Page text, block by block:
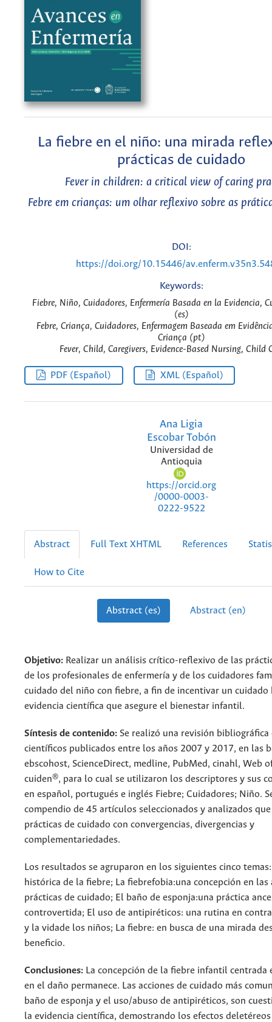
La fiebre en el niño: una mirada
prácticas de cuidado
Fever in children: a critical view of caring
Febre em crianças: um olhar reflexivo sobre as
DOI:
https://doi.org/10.15446/
Keywords:
Fiebre, Niño, Cuidadores, Enfermería Basada en la Evidencia,
(es)
Febre, Criança, Cuidadores, Enfermagem Baseada em
Criança (pt)
Fever, Child, Caregivers, Evidence-Based Nursing, Child
PDF (Español) XML (Español)
Ana Ligia
Escobar Tobón
Universidad de
Antioquia
https://orcid.org
/0000-0003-
0222-9522
Abstract Full Text XHTML References
How to Cite
Abstract (es) Abstract (en)
Objetivo: Realizar un análisis crítico-reflexivo de las
de los profesionales de enfermería y de los cuidadores
cuidado del niño con fiebre, a fin de incentivar un cuidado
evidencia científica que asegure el bienestar infantil.
Síntesis de contenido: Se realizó una revisión
científicos publicados entre los años 2007 y 2017, en las
ebscohost, ScienceDirect, medline, PubMed, cinahl, Web
cuiden®, para lo cual se utilizaron los descriptores y sus
en español, portugués e inglés Fiebre; Cuidadores; Niño.
compendio de 45 artículos seleccionados y analizados
prácticas de cuidado con convergencias, divergencias y
complementariedades.
Los resultados se agruparon en los siguientes cinco
histórica de la fiebre; La fiebrefobia:una concepción en las
prácticas de cuidado; El baño de esponja:una práctica
controvertida; El uso de antipiréticos: una rutina en
y la vidade los niños; La fiebre: en busca de una mirada
beneficio.
Conclusiones: La concepción de la fiebre infantil centrada
en el daño permanece. Las acciones de cuidado más
baño de esponja y el uso/abuso de antipiréticos, son
la evidencia científica, demostrando los efectos